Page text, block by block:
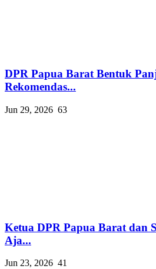
DPR Papua Barat Bentuk
Rekomendas...
Jun 29, 2026 63
Ketua DPR Papua Barat dan
Aja...
Jun 23, 2026 41